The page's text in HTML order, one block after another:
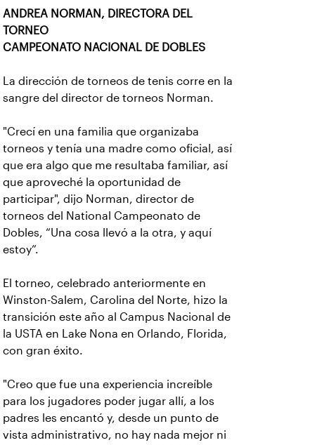
ANDREA NORMAN, DIRECTORA DEL
TORNEO
CAMPEONATO NACIONAL DE DOBLES
La dirección de torneos de tenis corre en la
sangre del director de torneos Norman.
"Crecí en una familia que organizaba
torneos y tenía una madre como oficial, así
que era algo que me resultaba familiar, así
que aproveché la oportunidad de
participar", dijo Norman, director de
torneos del National Campeonato de
Dobles, “Una cosa llevó a la otra, y aquí
estoy”.
El torneo, celebrado anteriormente en
Winston-Salem, Carolina del Norte, hizo la
transición este año al Campus Nacional de
la USTA en Lake Nona en Orlando, Florida,
con gran éxito.
"Creo que fue una experiencia increíble
para los jugadores poder jugar allí, a los
padres les encantó y, desde un punto de
vista administrativo, no hay nada mejor ni